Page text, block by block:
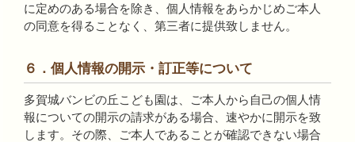
に定めのある場合を除き、個人情報をあらかじめご本人
の同意を得ることなく、第三者に提供致しません。
６．個人情報の開示・訂正等について
多賀城バンビの丘こども園は、ご本人から自己の個人情
報についての開示の請求がある場合、速やかに開示を致
します。その際、ご本人であることが確認できない場合